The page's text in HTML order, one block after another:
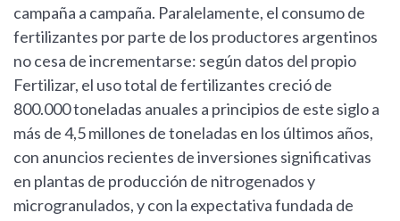
campaña a campaña. Paralelamente, el consumo de
fertilizantes por parte de los productores argentinos
no cesa de incrementarse: según datos del propio
Fertilizar, el uso total de fertilizantes creció de
800.000 toneladas anuales a principios de este siglo a
más de 4,5 millones de toneladas en los últimos años,
con anuncios recientes de inversiones significativas
en plantas de producción de nitrogenados y
microgranulados, y con la expectativa fundada de